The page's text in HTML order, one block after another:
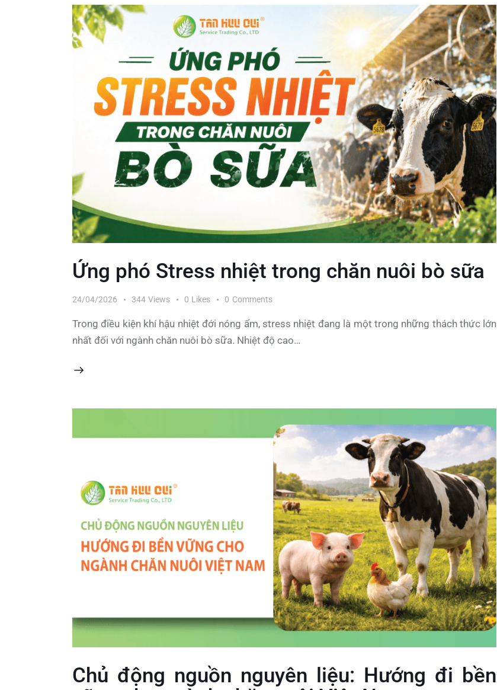
Ứng phó Stress nhiệt trong chăn nuôi bò sữa
24/04/2026 344 Views 0 Likes 0 Comments
Trong điều kiện khí hậu nhiệt đới nóng ẩm, stress nhiệt đang là một trong những thách thức lớn
nhất đối với ngành chăn nuôi bò sữa. Nhiệt độ cao…
Chủ động nguồn nguyên liệu: Hướng đi bền